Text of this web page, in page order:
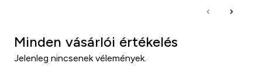
Minden vásárlói értékelés
Jelenleg nincsenek vélemények.